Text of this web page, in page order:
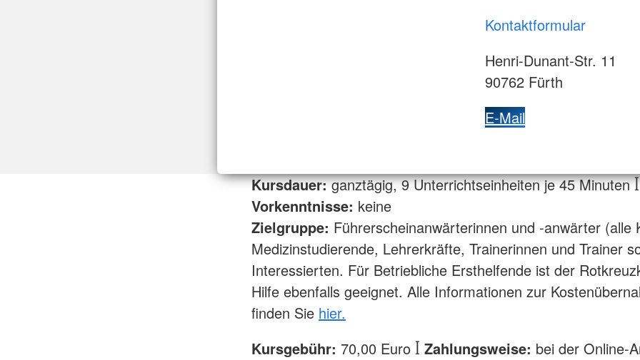
Kontaktformular
Henri-Dunant-Str. 11
90762 Fürth
E-Mail
Kursdauer:ganztägig, 9 Unterrichtseinheiten je 45 Minuten ꟾ
Vorkenntnisse: keine
Zielgruppe: Führerscheinanwärterinnen und -anwärter (alle
Medizinstudierende, Lehrerkräfte, Trainerinnen und Trainer
Interessierten. Für Betriebliche Ersthelfende ist der
Hilfe ebenfalls geeignet. Alle Informationen zur
finden Sie hier.
Kursgebühr: 70,00 Euro ꟾ Zahlungsweise: bei der Online-